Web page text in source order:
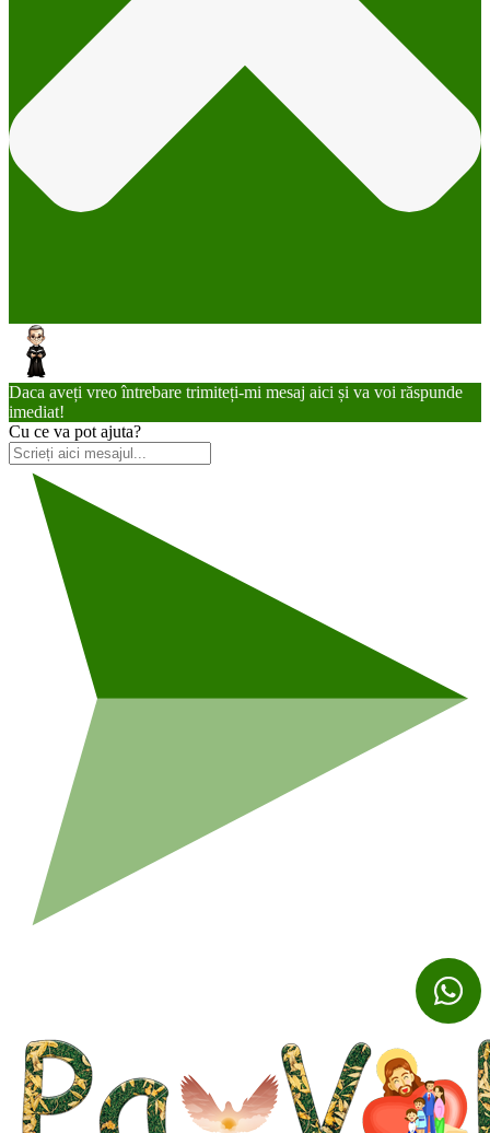
Daca aveți vreo întrebare trimiteți-mi mesaj aici și va voi răspunde
imediat!
Cu ce va pot ajuta?